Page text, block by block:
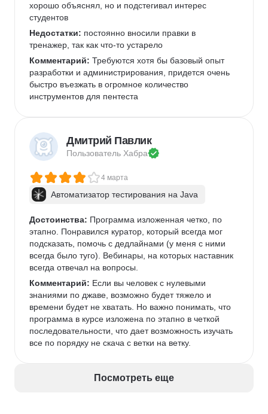
хорошо объяснял, но и подстегивал интерес
студентов
Недостатки: постоянно вносили правки в
тренажер, так как что-то устарело
Комментарий: Требуются хотя бы базовый опыт
разработки и администрирования, придется очень
быстро въезжать в огромное количество
инструментов для пентеста
Дмитрий Павлик
Пользователь Хабра
4 марта
Автоматизатор тестирования на Java
Достоинства: Программа изложенная четко, по
этапно. Понравился куратор, который всегда мог
подсказать, помочь с дедлайнами (у меня с ними
всегда было туго). Вебинары, на которых наставник
всегда отвечал на вопросы.
Комментарий: Если вы человек с нулевыми
знаниями по джаве, возможно будет тяжело и
времени будет не хватать. Но важно понимать, что
программа в курсе изложена по этапно в четкой
последовательности, что дает возможность изучать
все по порядку не скача с ветки на ветку.
Посмотреть еще